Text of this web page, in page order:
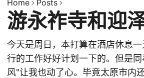
Home Posts
游永祚寺和迎
今天是周日，本打算在酒店休息
行的工作好好计划一下的。但是
风"让我也动了心。毕竟太原市内